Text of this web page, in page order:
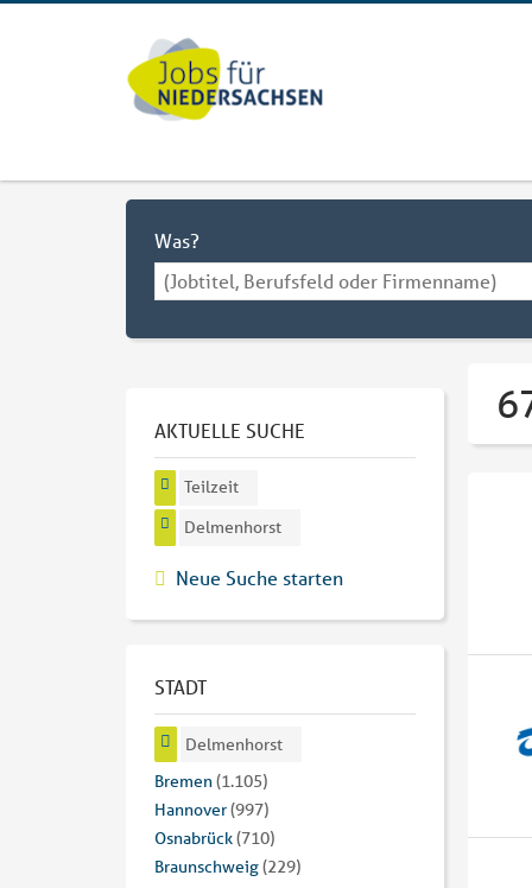
Was?
AKTUELLE SUCHE
Teilzeit
Delmenhorst
Neue Suche starten
STADT
Delmenhorst
Bremen(1.105)
Hannover(997)
Osnabrück(710)
Braunschweig(229)